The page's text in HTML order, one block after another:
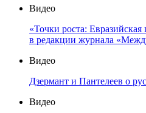
Видео
«Точки роста:
в редакции журнала
Видео
Дзермант и Пантелеев о
Видео